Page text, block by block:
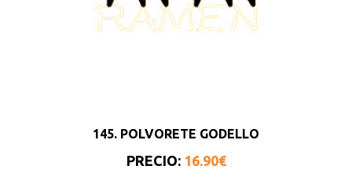
145. POLVORETE GODELLO
PRECIO: 16.90€